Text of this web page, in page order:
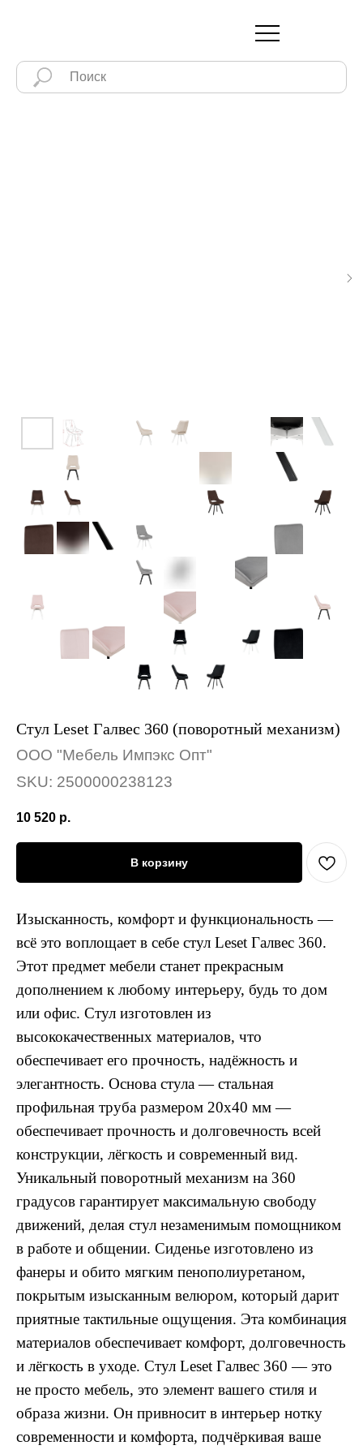
Стул Leset Галвес 360 (поворотный механизм)
ООО "Мебель Импэкс Опт"
SKU: 2500000238123
10 520 р.
В корзину
Изысканность, комфорт и функциональность —
всё это воплощает в себе стул Leset Галвес 360.
Этот предмет мебели станет прекрасным
дополнением к любому интерьеру, будь то дом
или офис. Стул изготовлен из
высококачественных материалов, что
обеспечивает его прочность, надёжность и
элегантность. Основа стула — стальная
профильная труба размером 20x40 мм —
обеспечивает прочность и долговечность всей
конструкции, лёгкость и современный вид.
Уникальный поворотный механизм на 360
градусов гарантирует максимальную свободу
движений, делая стул незаменимым помощником
в работе и общении. Сиденье изготовлено из
фанеры и обито мягким пенополиуретаном,
покрытым изысканным велюром, который дарит
приятные тактильные ощущения. Эта комбинация
материалов обеспечивает комфорт, долговечность
и лёгкость в уходе. Стул Leset Галвес 360 — это
не просто мебель, это элемент вашего стиля и
образа жизни. Он привносит в интерьер нотку
современности и комфорта, подчёркивая ваше